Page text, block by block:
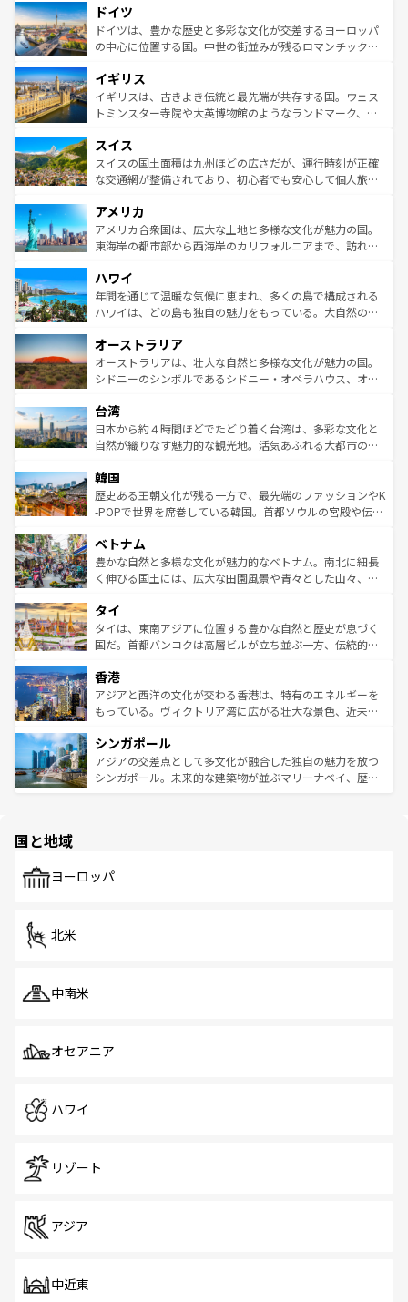
せる。地方によって風土や気候が異なるスペインはその個
性で訪れる人を魅了する。 なお、新着のスペイン情報は コ
ンテンツ一覧を参照してほしい。
で、幅広い魅力が詰まっている。華麗な宮殿、歴史的な大
聖堂、美しいビーチ、そして豊かな自然が、訪れる者を心
から魅了する。また、フランスは美食の国としても知ら
いる。シャンパンの発祥地であるランス、プロヴァンスの
香り高いラベンダー畑など、多彩な楽しみ方が可能だ。さ
らに、パリ以外の地域にも魅力が溢れており、どの街角に
れる地方に足を運ぶとそれぞれで全く異なる文化を体験で
きるだろう。 なお、新着のフランス情報はコンテンツ一覧
を参照してほしい。
ドイツ
ドイツは、豊かな歴史と多彩な文化が交差するヨーロッパ
の中心に位置する国。中世の街並みが残るロマンチック街
顔を持つこの国は、どこを歩いても飽きることがない。ベ
ルリンの文化的活気、バイエルン州のアルプスの絶景、そ
してライン川沿いのワイン畑といった風景は必見。ビール
は、お酒好きな人にはぜひ体験してほしい。 なお、新着の
ドイツ情報はコンテンツ一覧を参照してほしい。
イギリス
イギリスは、古きよき伝統と最先端が共存する国。ウェス
トミンスター寺院や大英博物館のようなランドマーク、歴
リアごとに異なる魅力がある。また、優雅なアフタヌーン
ティー、ビール好きにはたまらない英国パブ、サッカー観
戦など、本場だからこそできる体験も豊富。イギリスを旅
ンツ一覧を参照してほしい。
スイス
スイスの国土面積は九州ほどの広さだが、運行時刻が正確
な交通網が整備されており、初心者でも安心して個人旅行
の建物がそのまま残る町や、スイスならではのユニークな
博物館もあり、アルプス観光だけでなく町歩きも満喫する
ことができる。国民の所得が高いため物価も高いが、旅行
ば市内交通費無料で観光を楽しむこともできる。 なお、新
着のスイス情報はコンテンツ一覧 を参照してほしい。
アメリカ
アメリカ合衆国は、広大な土地と多様な文化が魅力の国。
東海岸の都市部から西海岸のカリフォルニアまで、訪れる
のような巨大都市は、観光、ショッピング、エンターテイ
ンメントが詰まった刺激的なスポットだ。一方、アメリカ
西部には大自然が広がり、グランドキャニオンやイエロー
部のニューオーリンズでは、音楽と美食が融合した独特の
文化が魅力。旅行者はアメリカの各地域で異なる魅力を楽
しみながら、その多様性と豊かな歴史を感じることができ
ならではの贅沢な旅のスタイルだ。 なお、新着のアメリカ
情報はコンテンツ一覧を参照してほしい。
ハワイ
年間を通じて温暖な気候に恵まれ、多くの島で構成される
ハワイは、どの島も独自の魅力をもっている。大自然の神
ワイ島は見逃せない。また、定番の観光地といえばオアフ
島だが、静かな自然を求めるならマウイ島やカウアイ島が
おすすめ。エメラルドグリーンに輝く海をはじめ、豊かな
れるおもてなしの心で訪れる人々を迎えてくれるハワイの
人々、おいしいローカルフードやハワイアンミュージッ
ク、伝統的なフラダンスなど、すべてがハワイの魅力を彩
ワイを、存分に味わってほしい。 なお、新着のハワイ情報
はコンテンツ一覧を参照してほしい。
オーストラリア
オーストラリアは、壮大な自然と多様な文化が魅力の国。
シドニーのシンボルであるシドニー・オペラハウス、オー
リアリーフや大陸中央部にそびえるウルル（エアーズロッ
ク）、タスマニアの美しい原生林やケアンズの熱帯雨林な
ど、見どころがたくさん。また、カフェやワイン、オージ
いる。アクティビティも充実しており、サーフィンやダイ
ビング、ハイキングなど、アウトドア好きにはたまらな
い。オーストラリアの多彩な魅力を存分に味わいつくそ
参照してほしい。
台湾
日本から約４時間ほどでたどり着く台湾は、多彩な文化と
自然が織りなす魅力的な観光地。活気あふれる大都市の台
ン）、静ひつな山岳地帯である台湾東部など、都市の喧騒
と山間の静けさが共存しており、訪れる人に新しい発見と
驚きをもたらしてくれる。また、奥深い台湾の食文化も魅
容にもいいと評判のスイーツなど、バラエティ豊かな料理
が味わえる。 なお、新着の台湾情報は コンテンツ一覧を参
照してほしい。
韓国
歴史ある王朝文化が残る一方で、最先端のファッションやK
-POPで世界を席巻している韓国。首都ソウルの宮殿や伝統
き、地方に足を延ばせば四季折々の自然美を楽しむことが
できる。そして、キムチや焼肉、絶品のストリートフード
まで、さまざまな韓国料理が待っている。夜には、韓国な
リティに包まれながら、韓国の多彩な魅力を心ゆくまで味
わってみてほしい。 なお、新着の韓国情報はコンテンツ一
覧を参照してほしい。
ベトナム
豊かな自然と多様な文化が魅力的なベトナム。南北に細長
く伸びる国土には、広大な田園風景や青々とした山々、世
急速な発展と共に伝統が息づく。ハノイの古い町並みやホ
ーチミン市のフランス統治時代の建物も、独特の雰囲気を
醸し出している。また、バラエティの豊かさとおいしさで
とつ。フォーやバインミー、ベトナムコーヒーなどは、ぜ
ひ現地で味わいたい。どの地域を訪れてもあたたかい人々
が旅行者を迎えてくれるので、きっと忘れられない旅にな
参照してほしい。
タイ
タイは、東南アジアに位置する豊かな自然と歴史が息づく
国だ。首都バンコクは高層ビルが立ち並ぶ一方、伝統的な
の活気が交差している。北部ではチェンマイなどの山岳地
帯で自然と触れ合い、南部ではプーケットやクラビの美し
いビーチでリゾート気分を楽しむことができる。タイ料理
激する。気候は一年中温暖で、どの季節にも異なる楽しみ
が待っている。親しみやすいタイの人々、仏教を中心とし
た文化、そして多様な観光資源が、訪れる旅人を魅了し続
香港
アジアと西洋の文化が交わる香港は、特有のエネルギーを
もっている。ヴィクトリア湾に広がる壮大な景色、近未来
み、どこを訪れても感動するはず。観光スポットが密集し
ており、効率よく見どころを回れるのも魅力。息をのむよ
うな絶景から文化的な体験まで、香港を存分に楽しみ尽く
シンガポール
アジアの交差点として多文化が融合した独自の魅力を放つ
シンガポール。未来的な建築物が並ぶマリーナベイ、歴史
で、ホーカーズは地元の風情を楽しめる外せないスポット
国と地域
ヨーロッパ
北米
中南米
オセアニア
ハワイ
リゾート
アジア
中近東